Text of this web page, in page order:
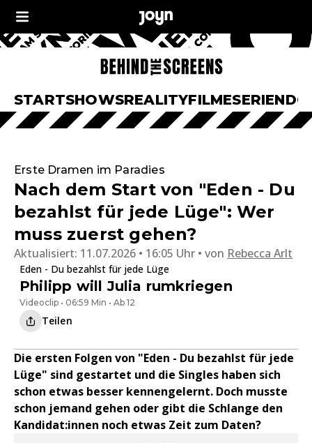
STARTSHOWSREALITYFILMESERIEN
Erste Dramen im Paradies
Nach dem Start von "Eden - Du
bezahlst für jede Lüge": Wer
muss zuerst gehen?
Aktualisiert: 11.07.2026 • 16:05 Uhr von Rebecca Arlt
Eden - Du bezahlst für jede Lüge
Philipp will Julia rumkriegen
Videoclip • 06:59 Min • Ab 12
Teilen
Die ersten Folgen von "Eden - Du bezahlst für jede
Lüge" sind gestartet und die Singles haben sich
schon etwas besser kennengelernt. Doch musste
schon jemand gehen oder gibt die Schlange den
Kandidat:innen noch etwas Zeit zum Daten?